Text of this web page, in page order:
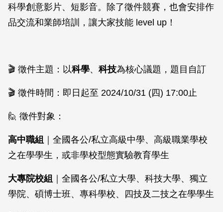
科學創意影片、短影音。除了徵件競賽，也會安排作
品交流和業師培訓，讓大家技能 level up！
🎬 徵件主題：以科學、 科技為核心議題，題目自訂
🎬 徵件時間：即日起至 2024/10/31 (四) 17:00止
🙋 徵件對象：
高中職組
｜全國各公/私立高級中學、高級職業學校
之在學學生，或非學校型態實驗教育學生
大專院校組
｜全國各公/私立大學、科技大學、獨立
學院、碩博士班、專科學校、四技及二技之在學學生